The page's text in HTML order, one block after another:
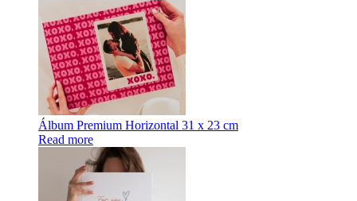
Álbum Premium Horizontal 31 x 23 cm
Read more